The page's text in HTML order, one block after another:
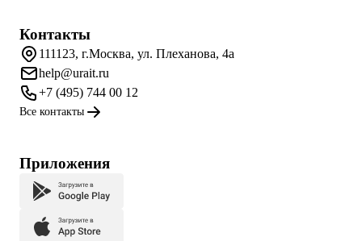
Контакты
111123, г.Москва, ул. Плеханова, 4а
help@urait.ru
+7 (495) 744 00 12
Все контакты
Приложения